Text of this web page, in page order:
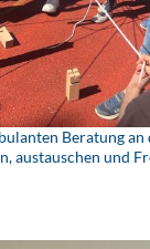
Beratung an
austauschen und